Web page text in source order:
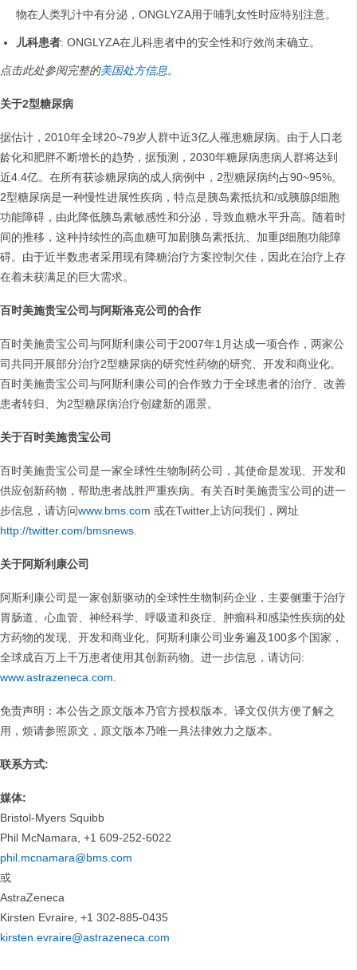
物在人类乳汁中有分泌，ONGLYZA用于哺乳女性时应特别注意。
儿科患者: ONGLYZA在儿科患者中的安全性和疗效尚未确立。
点击此处参阅完整的美国处方信息。
关于2型糖尿病
据估计，2010年全球20~79岁人群中近3亿人罹患糖尿病。由于人口老
龄化和肥胖不断增长的趋势，据预测，2030年糖尿病患病人群将达到
近4.4亿。在所有获诊糖尿病的成人病例中，2型糖尿病约占90~95%。
2型糖尿病是一种慢性进展性疾病，特点是胰岛素抵抗和/或胰腺β细胞
功能障碍，由此降低胰岛素敏感性和分泌，导致血糖水平升高。随着时
间的推移，这种持续性的高血糖可加剧胰岛素抵抗、加重β细胞功能障
碍。由于近半数患者采用现有降糖治疗方案控制欠佳，因此在治疗上存
在着未获满足的巨大需求。
百时美施贵宝公司与阿斯洛克公司的合作
百时美施贵宝公司与阿斯利康公司于2007年1月达成一项合作，两家公
司共同开展部分治疗2型糖尿病的研究性药物的研究、开发和商业化。
百时美施贵宝公司与阿斯利康公司的合作致力于全球患者的治疗、改善
患者转归、为2型糖尿病治疗创建新的愿景。
关于百时美施贵宝公司
百时美施贵宝公司是一家全球性生物制药公司，其使命是发现、开发和
供应创新药物，帮助患者战胜严重疾病。有关百时美施贵宝公司的进一
步信息，请访问www.bms.com 或在Twitter上访问我们，网址
http://twitter.com/bmsnews.
关于阿斯利康公司
阿斯利康公司是一家创新驱动的全球性生物制药企业，主要侧重于治疗
胃肠道、心血管、神经科学、呼吸道和炎症、肿瘤科和感染性疾病的处
方药物的发现、开发和商业化。阿斯利康公司业务遍及100多个国家，
全球成百万上千万患者使用其创新药物。进一步信息，请访问:
www.astrazeneca.com.
免责声明：本公告之原文版本乃官方授权版本。译文仅供方便了解之
用，烦请参照原文，原文版本乃唯一具法律效力之版本。
联系方式:
媒体:
Bristol-Myers Squibb
Phil McNamara, +1 609-252-6022
phil.mcnamara@bms.com
或
AstraZeneca
Kirsten Evraire, +1 302-885-0435
kirsten.evraire@astrazeneca.com